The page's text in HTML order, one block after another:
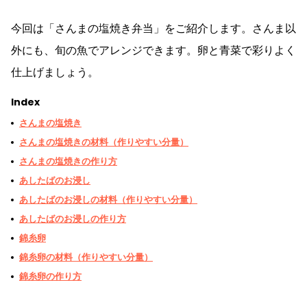
今回は「さんまの塩焼き弁当」をご紹介します。さんま以
外にも、旬の魚でアレンジできます。卵と青菜で彩りよく
仕上げましょう。
Index
さんまの塩焼き
さんまの塩焼きの材料（作りやすい分量）
さんまの塩焼きの作り方
あしたばのお浸し
あしたばのお浸しの材料（作りやすい分量）
あしたばのお浸しの作り方
錦糸卵
錦糸卵の材料（作りやすい分量）
錦糸卵の作り方